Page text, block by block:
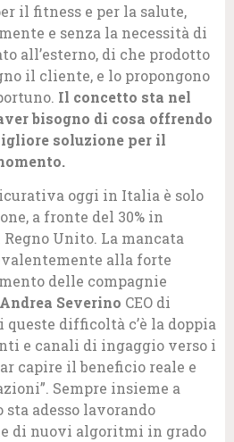
il fitness e per la salute,
e senza la necessità di
all’esterno, di che prodotto
il cliente, e lo propongono
Il concetto sta nel
bisogno di cosa offrendo
soluzione per il
oggi in Italia è solo
a fronte del 30% in
Regno Unito. La mancata
alla forte
delle compagnie
Andrea Severino CEO di
queste difficoltà c’è la doppia
e canali di ingaggio verso i
capire il beneficio reale e
Sempre insieme a
sta adesso lavorando
di nuovi algoritmi in grado